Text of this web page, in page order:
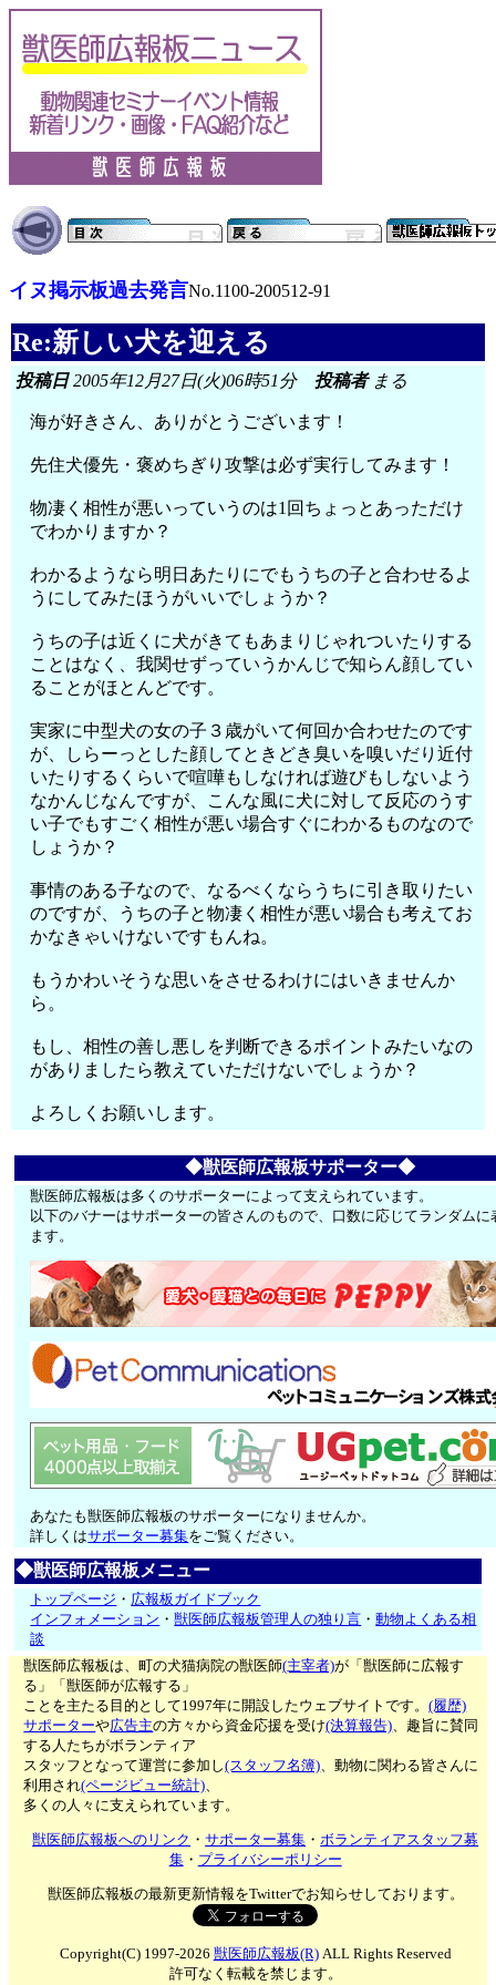
イヌ掲示板過去発言No.1100-200512-91
Re:新しい犬を迎える
投稿日2005年12月27日(火)06時51分 投稿者まる
海が好きさん、ありがとうございます！
先住犬優先・褒めちぎり攻撃は必ず実行してみます！
物凄く相性が悪いっていうのは1回ちょっとあっただけ
でわかりますか？
わかるようなら明日あたりにでもうちの子と合わせるよ
うにしてみたほうがいいでしょうか？
うちの子は近くに犬がきてもあまりじゃれついたりする
ことはなく、我関せずっていうかんじで知らん顔してい
ることがほとんどです。
実家に中型犬の女の子３歳がいて何回か合わせたのです
が、しらーっとした顔してときどき臭いを嗅いだり近付
いたりするくらいで喧嘩もしなければ遊びもしないよう
なかんじなんですが、こんな風に犬に対して反応のうす
い子でもすごく相性が悪い場合すぐにわかるものなので
しょうか？
事情のある子なので、なるべくならうちに引き取りたい
のですが、うちの子と物凄く相性が悪い場合も考えてお
かなきゃいけないですもんね。
もうかわいそうな思いをさせるわけにはいきませんか
ら。
もし、相性の善し悪しを判断できるポイントみたいなの
がありましたら教えていただけないでしょうか？
よろしくお願いします。
◆獣医師広報板サポーター◆
獣医師広報板は多くのサポーターによって支えられています。
以下のバナーはサポーターの皆さんのもので、口数に応じてランダムに
ます。
あなたも獣医師広報板のサポーターになりませんか。
詳しくはサポーター募集をご覧ください。
◆獣医師広報板メニュー
トップページ ・ 広報板ガイドブック
インフォメーション ・獣医師広報板管理人の独り言 ・動物よくある相
談
獣医師広報板は、町の犬猫病院の獣医師(主宰者)が「獣医師に広報す
る」「獣医師が広報する」
ことを主たる目的として1997年に開設したウェブサイトです。(履歴)
サポーターや広告主の方々から資金応援を受け(決算報告)、趣旨に賛同
する人たちがボランティア
スタッフとなって運営に参加し(スタッフ名簿)、動物に関わる皆さんに
利用され(ページビュー統計)、
多くの人々に支えられています。
獣医師広報板へのリンク ・サポーター募集 ・ボランティアスタッフ募
集・ プライバシーポリシー
獣医師広報板の最新更新情報をTwitterでお知らせしております。
Copyright(C) 1997-2026 獣医師広報板(R)ALL Rights Reserved
許可なく転載を禁じます。